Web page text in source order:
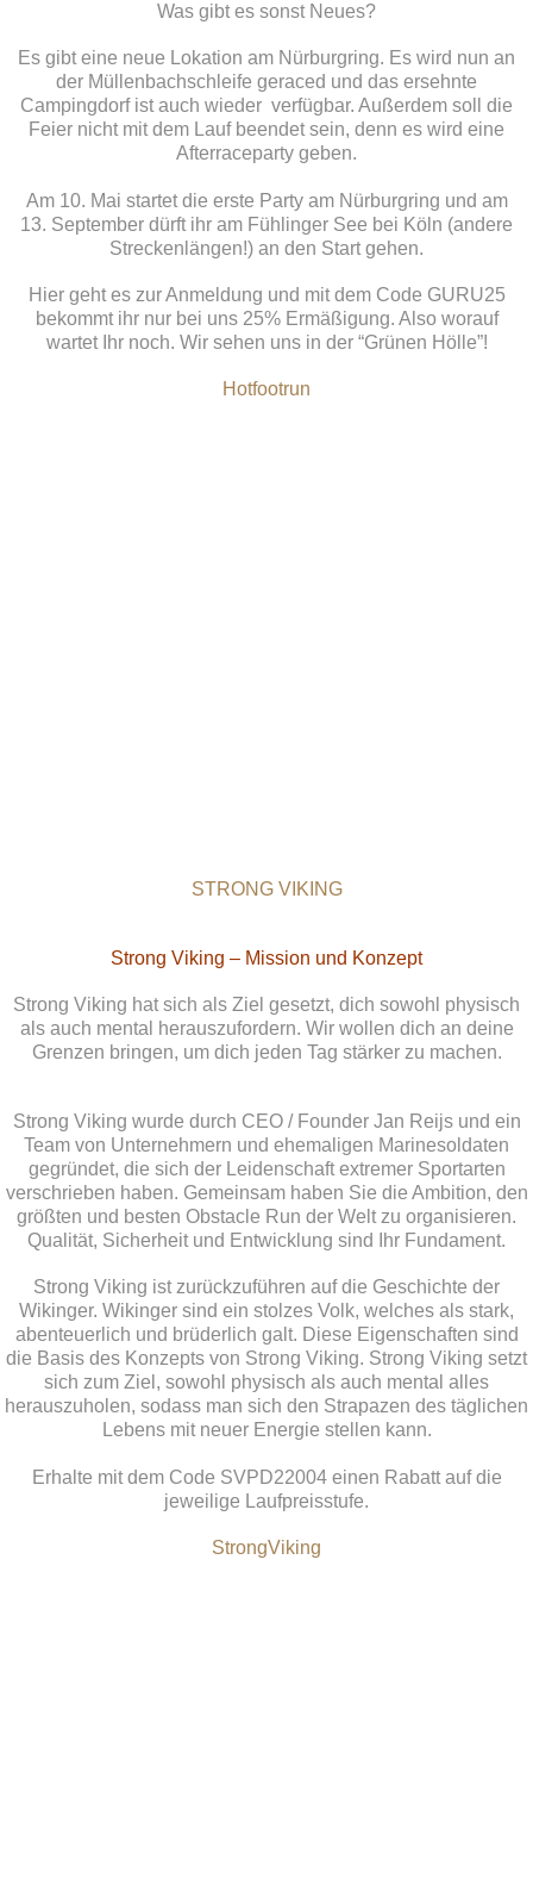
Was gibt es sonst Neues?
Es gibt eine neue Lokation am Nürburgring. Es wird nun an
der Müllenbachschleife geraced und das ersehnte
Campingdorf ist auch wieder verfügbar. Außerdem soll die
Feier nicht mit dem Lauf beendet sein, denn es wird eine
Afterraceparty geben.
Am 10. Mai startet die erste Party am Nürburgring und am
13. September dürft ihr am Fühlinger See bei Köln (andere
Streckenlängen!) an den Start gehen.
Hier geht es zur Anmeldung und mit dem Code GURU25
bekommt ihr nur bei uns 25% Ermäßigung. Also worauf
wartet Ihr noch. Wir sehen uns in der “Grünen Hölle”!
Hotfootrun
STRONG VIKING
Strong Viking – Mission und Konzept
Strong Viking hat sich als Ziel gesetzt, dich sowohl physisch
als auch mental herauszufordern. Wir wollen dich an deine
Grenzen bringen, um dich jeden Tag stärker zu machen.
Strong Viking wurde durch CEO / Founder Jan Reijs und ein
Team von Unternehmern und ehemaligen Marinesoldaten
gegründet, die sich der Leidenschaft extremer Sportarten
verschrieben haben. Gemeinsam haben Sie die Ambition, den
größten und besten Obstacle Run der Welt zu organisieren.
Qualität, Sicherheit und Entwicklung sind Ihr Fundament.
Strong Viking ist zurückzuführen auf die Geschichte der
Wikinger. Wikinger sind ein stolzes Volk, welches als stark,
abenteuerlich und brüderlich galt. Diese Eigenschaften sind
die Basis des Konzepts von Strong Viking. Strong Viking setzt
sich zum Ziel, sowohl physisch als auch mental alles
herauszuholen, sodass man sich den Strapazen des täglichen
Lebens mit neuer Energie stellen kann.
Erhalte mit dem Code SVPD22004einen Rabatt auf die
jeweilige Laufpreisstufe.
StrongViking